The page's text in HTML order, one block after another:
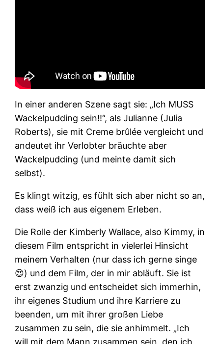
In einer anderen Szene sagt sie: „Ich MUSS
Wackelpudding sein!!“, als Julianne (Julia
Roberts), sie mit Creme brûlée vergleicht und
andeutet ihr Verlobter bräuchte aber
Wackelpudding (und meinte damit sich
selbst).
Es klingt witzig, es fühlt sich aber nicht so an,
dass weiß ich aus eigenem Erleben.
Die Rolle der Kimberly Wallace, also Kimmy, in
diesem Film entspricht in vielerlei Hinsicht
meinem Verhalten (nur dass ich gerne singe
😍) und dem Film, der in mir abläuft. Sie ist
erst zwanzig und entscheidet sich immerhin,
ihr eigenes Studium und ihre Karriere zu
beenden, um mit ihrer großen Liebe
zusammen zu sein, die sie anhimmelt. „Ich
will mit dem Mann zusammen sein, den ich